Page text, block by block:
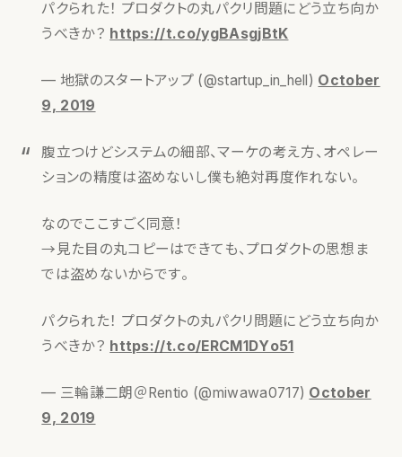
パクられた！ プロダクトの丸パクリ問題にどう立ち向か
うべきか？ https://t.co/ygBAsgjBtK
— 地獄のスタートアップ (@startup_in_hell) October
9, 2019
腹立つけどシステムの細部、マーケの考え方、オペレー
ションの精度は盗めないし僕も絶対再度作れない。
なのでここすごく同意！
→見た目の丸コピーはできても、プロダクトの思想ま
では盗めないからです。
パクられた！ プロダクトの丸パクリ問題にどう立ち向か
うべきか？ https://t.co/ERCM1DYo51
— 三輪謙二朗＠Rentio (@miwawa0717) October
9, 2019